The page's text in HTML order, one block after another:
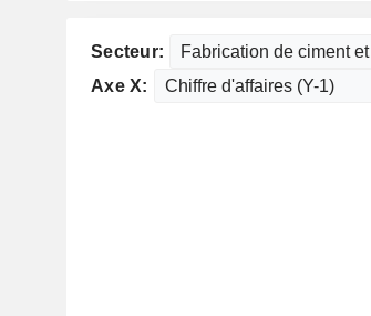
Secteur:
Axe X: